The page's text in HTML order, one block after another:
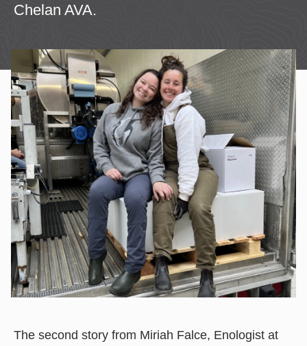
Chelan AVA.
The second story from Miriah Falce, Enologist at